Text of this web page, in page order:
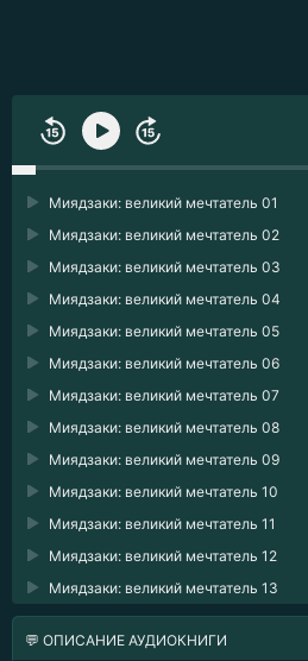
Миядзаки: великий мечтатель 01
Миядзаки: великий мечтатель 02
Миядзаки: великий мечтатель 03
Миядзаки: великий мечтатель 04
Миядзаки: великий мечтатель 05
Миядзаки: великий мечтатель 06
Миядзаки: великий мечтатель 07
Миядзаки: великий мечтатель 08
Миядзаки: великий мечтатель 09
Миядзаки: великий мечтатель 10
Миядзаки: великий мечтатель 11
Миядзаки: великий мечтатель 12
Миядзаки: великий мечтатель 13
💬 ОПИСАНИЕ АУДИОКНИГИ